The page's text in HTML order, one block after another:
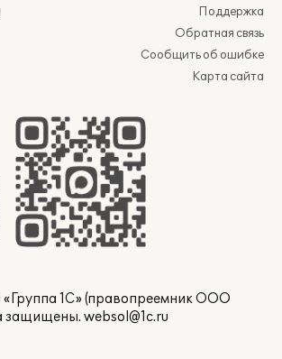
Поддержка
Обратная связь
Сообщить об ошибке
Карта сайта
1С» (правопреемник ООО
защищены. websol@1c.ru